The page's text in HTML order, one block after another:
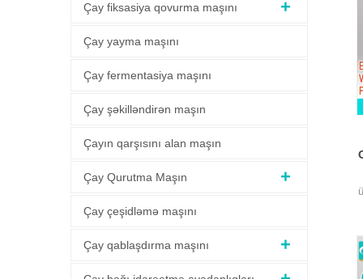
Çay fiksasiya qovurma maşını
Çay yayma maşını
Çay fermentasiya maşını
Çay şəkilləndirən maşın
Çayın qarşısını alan maşın
Çay Qurutma Maşın
Çay çeşidləmə maşını
Çay qablaşdırma maşını